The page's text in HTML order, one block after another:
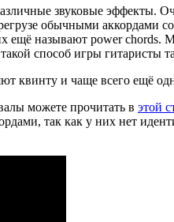
звуковые эффекты.
обычными аккордами
ещё называют power chords.
способ игры гитаристы
квинту и чаще всего ещё
можете прочитать в этой
так как у них нет